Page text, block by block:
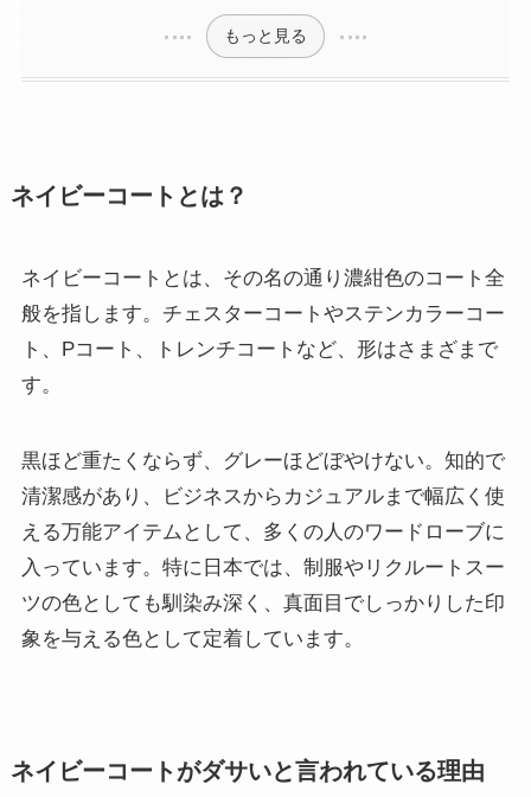
もっと見る
ネイビーコートとは？
ネイビーコートとは、その名の通り濃紺色のコート全
般を指します。チェスターコートやステンカラーコー
ト、Pコート、トレンチコートなど、形はさまざまで
す。
黒ほど重たくならず、グレーほどぼやけない。知的で
清潔感があり、ビジネスからカジュアルまで幅広く使
える万能アイテムとして、多くの人のワードローブに
入っています。特に日本では、制服やリクルートスー
ツの色としても馴染み深く、真面目でしっかりした印
象を与える色として定着しています。
ネイビーコートがダサいと言われている理由